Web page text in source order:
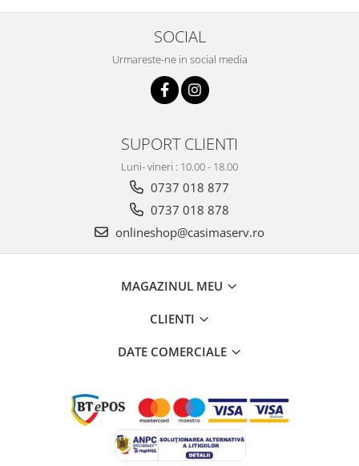
SOCIAL
Urmareste-ne in social media
SUPORT CLIENTI
Luni- vineri : 10.00 - 18.00
0737 018 877
0737 018 878
onlineshop@casimaserv.ro
MAGAZINUL MEU
CLIENTI
DATE COMERCIALE